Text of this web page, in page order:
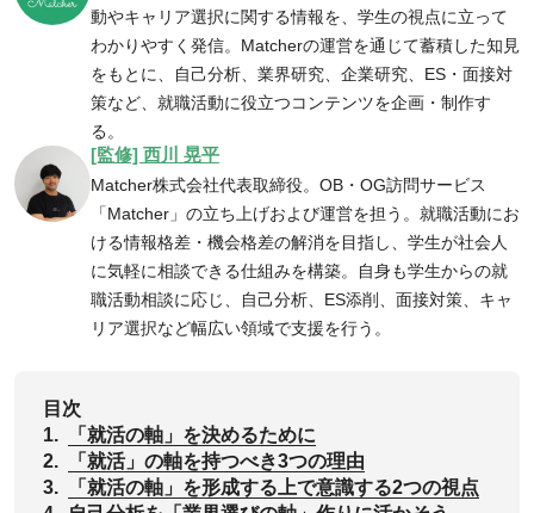
動やキャリア選択に関する情報を、学生の視点に立って
わかりやすく発信。Matcherの運営を通じて蓄積した知見
をもとに、自己分析、業界研究、企業研究、ES・面接対
策など、就職活動に役立つコンテンツを企画・制作す
る。
[監修] 西川 晃平
Matcher株式会社代表取締役。OB・OG訪問サービス
「Matcher」の立ち上げおよび運営を担う。就職活動にお
ける情報格差・機会格差の解消を目指し、学生が社会人
に気軽に相談できる仕組みを構築。自身も学生からの就
職活動相談に応じ、自己分析、ES添削、面接対策、キャ
リア選択など幅広い領域で支援を行う。
目次
1.
‌「就活の軸」を決めるために
2.
‌「就活」の軸を持つべき3つの理由
3.
「就活の軸」を形成する上で意識する2つの視点